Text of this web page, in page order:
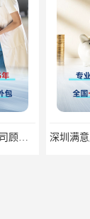
深圳满意度咨询开展医药公司顾客满意度调查